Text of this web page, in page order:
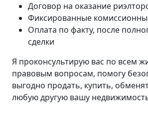
Договор на оказание
Фиксированные
Оплата по факту, после
сделки
Я проконсультирую вас по всем
правовым вопросам, помогу
выгодно продать, купить,
любую другую вашу